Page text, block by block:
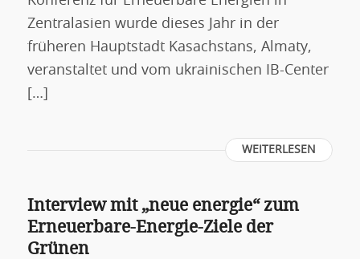
Zentralasien wurde dieses Jahr in der
früheren Hauptstadt Kasachstans, Almaty,
veranstaltet und vom ukrainischen IB-Center
[…]
WEITERLESEN
Interview mit „neue energie“ zum
Erneuerbare-Energie-Ziele der
Grünen